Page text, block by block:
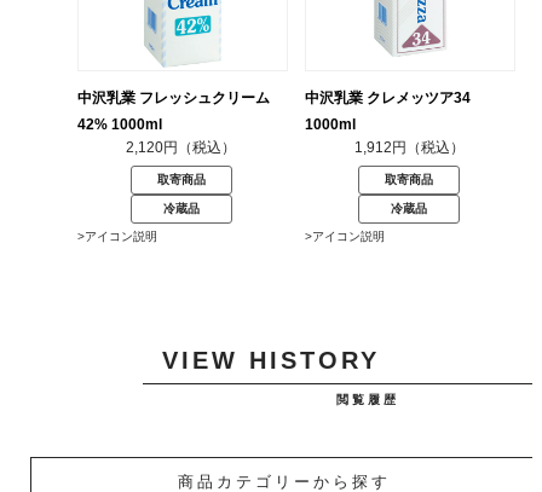
中沢乳業 フレッシュクリーム
42% 1000ml
2,120円（税込）
取寄商品
冷蔵品
>アイコン説明
中沢乳業 クレメッツア34
1000ml
1,912円（税込）
取寄商品
冷蔵品
>アイコン説明
VIEW HISTORY
閲覧履歴
商品カテゴリーから探す